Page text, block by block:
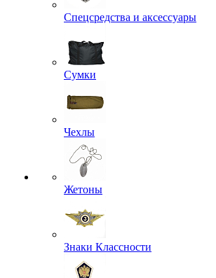
Спецсредства и аксессуары
Сумки
Чехлы
Жетоны
Знаки Классности